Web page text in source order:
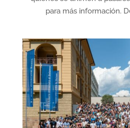
para más información.